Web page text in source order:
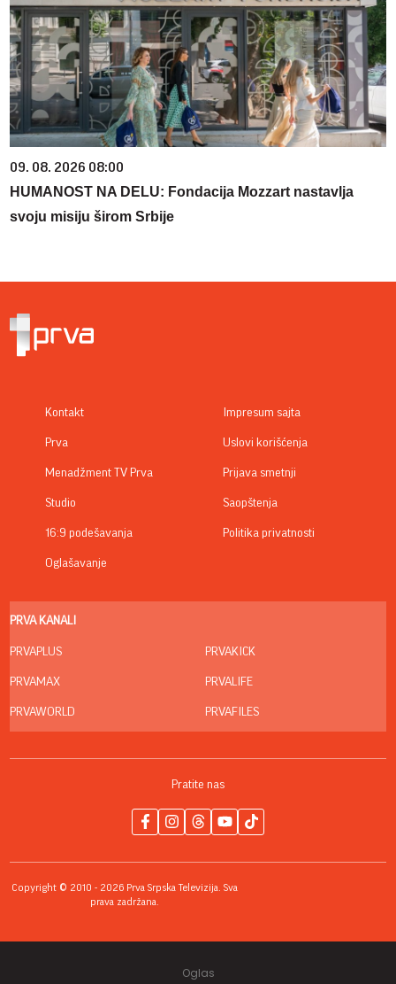
09. 08. 2026 08:00
HUMANOST NA DELU: Fondacija Mozzart nastavlja
svoju misiju širom Srbije
Kontakt
Prva
Menadžment TV Prva
Studio
16:9 podešavanja
Oglašavanje
Impresum sajta
Uslovi korišćenja
Prijava smetnji
Saopštenja
Politika privatnosti
PRVA KANALI
PRVAPLUS
PRVAMAX
PRVAWORLD
PRVAKICK
PRVALIFE
PRVAFILES
Pratite nas
Copyright © 2010 - 2026 Prva Srpska Televizija. Sva
prava zadržana.